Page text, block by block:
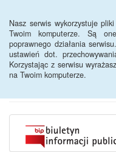
Nasz serwis wykorzystuje
Twoim komputerze. Są
poprawnego działania
ustawień dot.
Korzystając z serwisu
na Twoim komputerze.
BIP -